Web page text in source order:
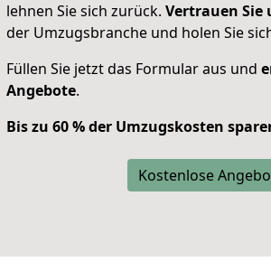
lehnen Sie sich zurück. Vertrauen Sie
der Umzugsbranche und holen Sie
Füllen Sie jetzt das Formular aus und
Angebote.
Bis zu 60 % der Umzugskosten
Kostenlose